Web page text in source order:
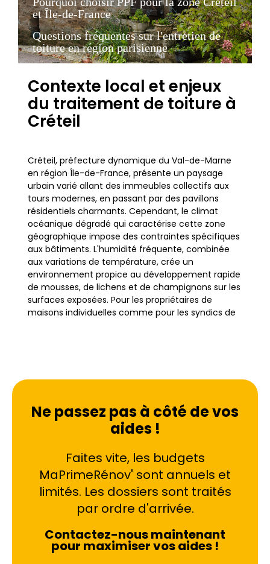
et Île-de-France
Questions fréquentes sur l'entretien de
toiture en région parisienne
Contexte local et enjeux
du traitement de toiture à
Créteil
Créteil, préfecture dynamique du Val-de-Marne
en région Île-de-France, présente un paysage
urbain varié allant des immeubles collectifs aux
tours modernes, en passant par des pavillons
résidentiels charmants. Cependant, le climat
océanique dégradé qui caractérise cette zone
géographique impose des contraintes spécifiques
aux bâtiments. L'humidité fréquente, combinée
aux variations de température, crée un
environnement propice au développement rapide
de mousses, de lichens et de champignons sur les
surfaces exposées. Pour les propriétaires de
maisons individuelles comme pour les syndics de
Mont-Mesly ou dans le secteur des Bordières, les
toitures subissent les assauts des intempéries
toute l'année. Une couverture négligée peut
s'infiltrer et menaçant l'intégrité structurelle de la
charpente. Le nettoyage toit régulier n'est donc
pas une simple question de cosmétique, mais un
impératif de préservation du patrimoine
immobilier. Dans un marché immobilier tendu
comme celui de Créteil, maintenir l'état de sa
toiture est crucial pour conserver la valeur de son
bien face à la concurrence des villes limitrophes
telles que Saint-Maur-des-Fossés ou Valenton.
Ne passez pas à côté de vos
aides !
Faites vite, les budgets
MaPrimeRénov' sont annuels et
limités. Les dossiers sont traités
par ordre d'arrivée.
Contactez-nous maintenant
pour maximiser vos aides !